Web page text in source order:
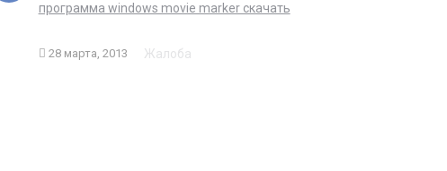
программа windows movie marker скачать
28 марта, 2013 Жалоба